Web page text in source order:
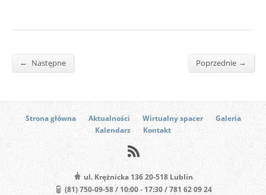
← Następne Poprzednie →
Strona główna Aktualności Wirtualny spacer
Galeria
Kalendarz
Kontakt
ul. Krężnicka 136 20-518 Lublin
(81) 750-09-58 / 10:00 - 17:30 / 781 62 09 24